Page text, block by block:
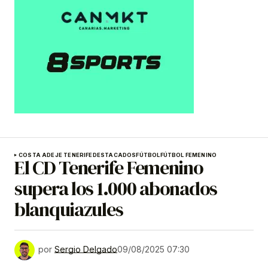
COSTA ADEJE TENERIFEDESTACADOSFÚTBOLFÚTBOL FEMENINO
El CD Tenerife Femenino
supera los 1.000 abonados
blanquiazules
por Sergio Delgado09/08/2025 07:30